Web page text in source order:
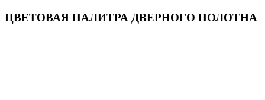
ЦВЕТОВАЯ ПАЛИТРА ДВЕРНОГО ПОЛОТНА